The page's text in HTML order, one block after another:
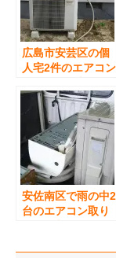
広島市安芸区の個
人宅2件のエアコン
安佐南区で雨の中2
台のエアコン取り